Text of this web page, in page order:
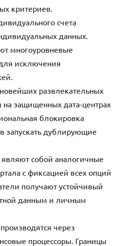
критериев.
счета
данных.
многоуровневые
исключения
развлекательных
на защищенных дата-центрах
блокировка
запускать дублирующие
собой аналогичные
с фиксацией всех опций
получают устойчивый
данным и личным
через
процессоры. Границы